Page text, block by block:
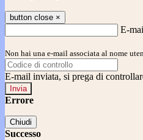
button close ×
E-
Non hai una e-mail associata al nome
E-mail inviata, si prega di
Errore
Chiudi
Successo